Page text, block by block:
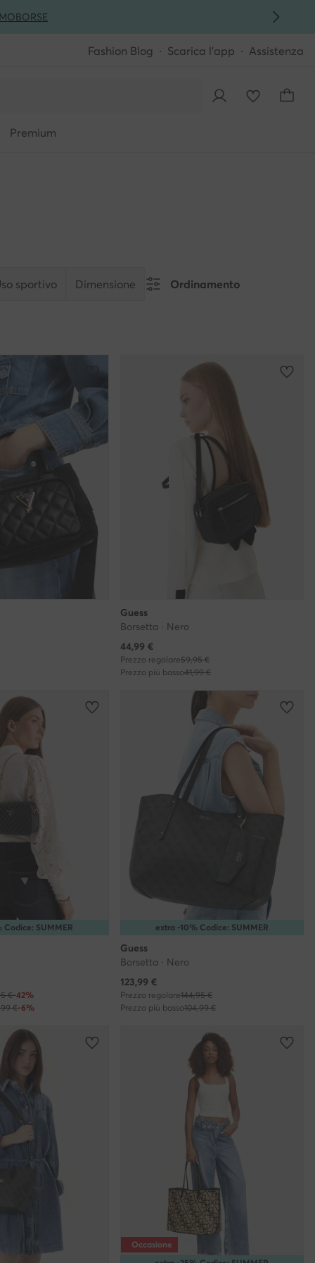
BORSE
Fashion Blog Scarica l'app Assistenza
Premium
sportivo Dimensione Ordinamento
Guess
Borsetta · Nero
Prezzo attuale
44,99 €
Prezzo regolare59,95 €
Prezzo più basso41,99 €
Codice: SUMMER
€-42%
€-6%
extra -10% Codice: SUMMER
Guess
Borsetta · Nero
Prezzo attuale
123,99 €
Prezzo regolare144,95 €
Prezzo più basso104,99 €
Occasione